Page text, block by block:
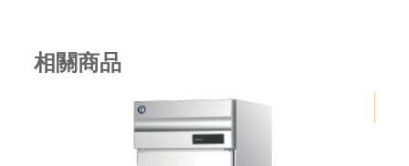
相關商品